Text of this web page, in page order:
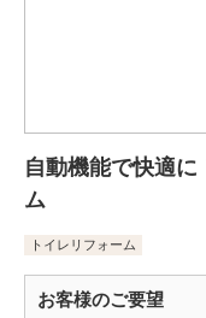
自動機能で快適
ム
トイレリフォーム
お客様のご要望